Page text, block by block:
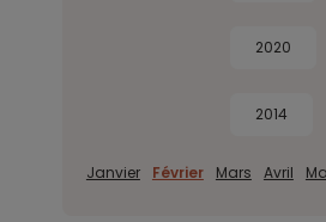
2020
2014
Janvier Février Mars Avril